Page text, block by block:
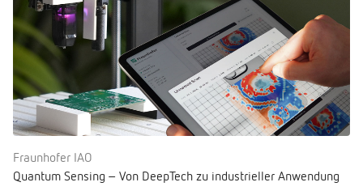
Fraunhofer IAO
Quantum Sensing – Von DeepTech zu industrieller Anwendung